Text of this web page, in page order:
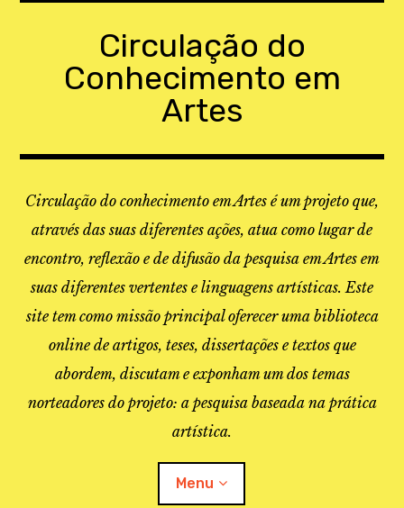
Circulação do
Conhecimento em
Artes
Circulação do conhecimento em Artes é um projeto que,
através das suas diferentes ações, atua como lugar de
encontro, reflexão e de difusão da pesquisa em Artes em
suas diferentes vertentes e linguagens artísticas. Este
site tem como missão principal oferecer uma biblioteca
online de artigos, teses, dissertações e textos que
abordem, discutam e exponham um dos temas
norteadores do projeto: a pesquisa baseada na prática
artística.
Menu